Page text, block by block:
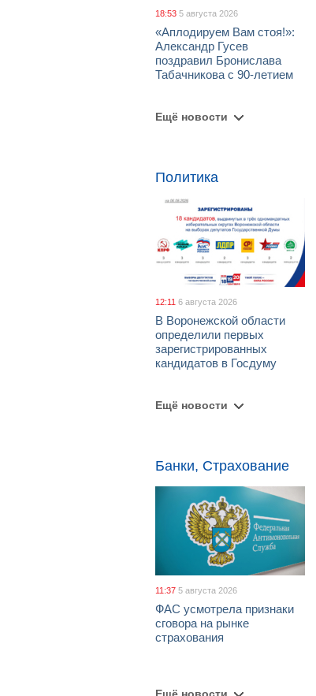
18:53 5 августа 2026
«Аплодируем Вам стоя!»:
Александр Гусев
поздравил Бронислава
Табачникова с 90-летием
Ещё новости
Политика
12:11 6 августа 2026
В Воронежской области
определили первых
зарегистрированных
кандидатов в Госдуму
Ещё новости
Банки, Страхование
11:37 5 августа 2026
ФАС усмотрела признаки
сговора на рынке
страхования